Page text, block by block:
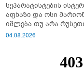
სეპარატისტების
აფხაზი და ოსი
იშლება თუ არა
სისტემა?!
04.08.2026